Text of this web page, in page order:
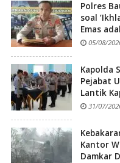
Polres
soal
Emas
05/08/
Kapolda
Pejabat
Lantik
31/07/
Kantor
Damkar